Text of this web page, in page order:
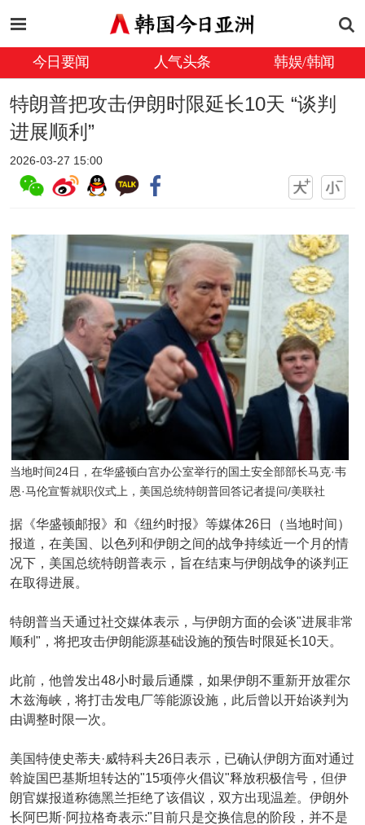
今日要闻 人气头条 韩娱/韩闻
特朗普把攻击伊朗时限延长10天 “谈判
进展顺利”
2026-03-27 15:00
当地时间24日，在华盛顿白宫办公室举行的国土安全部部长马克·韦
恩·马伦宣誓就职仪式上，美国总统特朗普回答记者提问/美联社
据《华盛顿邮报》和《纽约时报》等媒体26日（当地时间）
报道，在美国、以色列和伊朗之间的战争持续近一个月的情
况下，美国总统特朗普表示，旨在结束与伊朗战争的谈判正
在取得进展。
特朗普当天通过社交媒体表示，与伊朗方面的会谈"进展非常
顺利"，将把攻击伊朗能源基础设施的预告时限延长10天。
此前，他曾发出48小时最后通牒，如果伊朗不重新开放霍尔
木兹海峡，将打击发电厂等能源设施，此后曾以开始谈判为
由调整时限一次。
美国特使史蒂夫·威特科夫26日表示，已确认伊朗方面对通过
斡旋国巴基斯坦转达的"15项停火倡议"释放积极信号，但伊
朗官媒报道称德黑兰拒绝了该倡议，双方出现温差。伊朗外
长阿巴斯·阿拉格奇表示:"目前只是交换信息的阶段，并不是